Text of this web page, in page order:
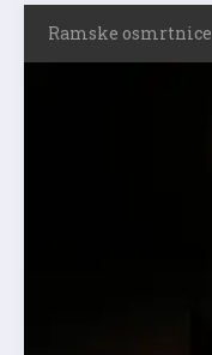
Ramske osmrtnice